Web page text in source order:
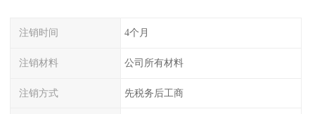
注销时间 4个月
注销材料 公司所有材料
注销方式 先税务后工商